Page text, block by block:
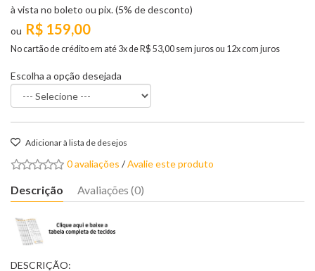
R$ 159,00
No cartão de crédito em até 3x de R$ 53,00 sem juros ou 12x com juros
à vista no boleto ou pix. (5% de desconto)
Escolha a opção desejada
Adicionar à lista de desejos
0 avaliações /Avalie este produto
Descrição Avaliações (0)
DESCRIÇÃO: